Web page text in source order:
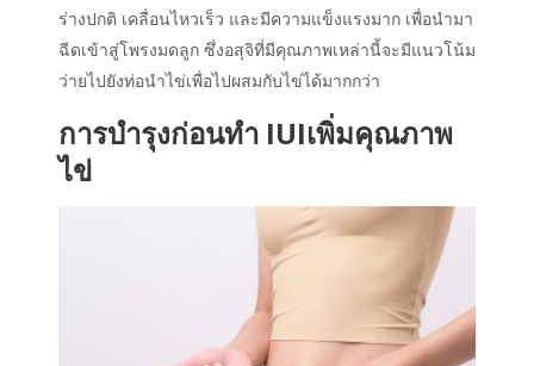
ร่างปกติ เคลื่อนไหวเร็ว และมีความแข็งแรงมาก เพื่อนำมา
ฉีดเข้าสู่โพรงมดลูก ซึ่งอสุจิที่มีคุณภาพเหล่านี้จะมีแนวโน้ม
ว่ายไปยังท่อนำไข่เพื่อไปผสมกับไข่ได้มากกว่า
การบำรุงก่อนทำ IUIเพิ่มคุณภาพ
ไข่